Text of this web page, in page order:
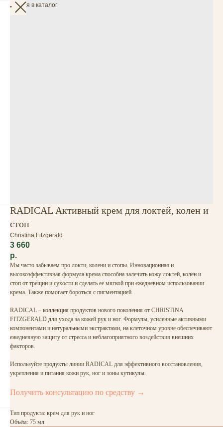
Вернуться в каталог
RADICAL Активный крем для локтей, колен и
стоп
Christina Fitzgerald
3 660
р.
Мы часто забываем про локти, колени и стопы. Инновационная и
высокоэффективная формула крема способна залечить кожу локтей, колен и
стоп от трещин и сухости и сделать ее мягкой при ежедневном использовании
крема. Также помогает бороться с пигментацией.
RADICAL – коллекция продуктов нового поколения от CHRISTINA
FITZGERALD для ухода за кожей рук и ног. Формулы, усиленные активными
компонентами и натуральными экстрактами, на клеточном уровне обеспечивают
ежедневную защиту от стресса и неблагоприятного воздействия внешних
факторов.
Используйте продукты линии RADICAL для эффективного восстановления,
укрепления и питания кожи рук, ног и зоны кутикулы.
Получить консультацию по средству →
Тип продукта: крем для рук и ног
Объём: 75 мл